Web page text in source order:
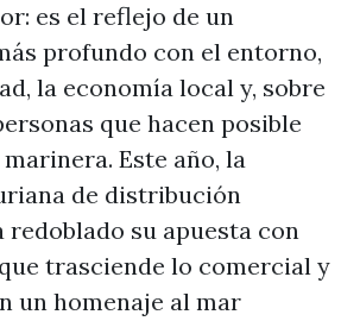
es el reflejo de un
profundo con el entorno,
la economía local y, sobre
que hacen posible
Este año, la
de distribución
su apuesta con
trasciende lo comercial y
un homenaje al mar